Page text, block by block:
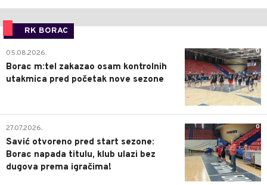
RK BORAC
0
05.08.2026.
Borac m:tel zakazao osam kontrolnih
utakmica pred početak nove sezone
0
27.07.2026.
Savić otvoreno pred start sezone:
Borac napada titulu, klub ulazi bez
dugova prema igračima!